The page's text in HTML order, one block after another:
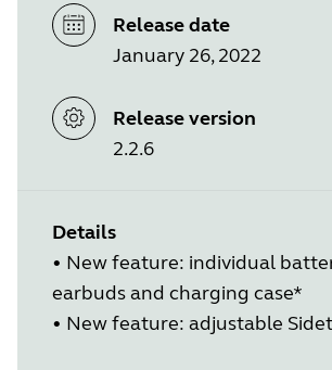
Release date
January 26, 2022
Release version
2.2.6
Details
• New feature: individual
earbuds and charging case*
• New feature: adjustable